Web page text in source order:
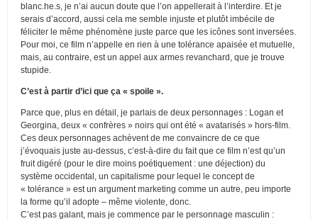
blanc.he.s, je n’ai aucun doute que l’on appellerait à l’interdire. Et je
serais d’accord, aussi cela me semble injuste et plutôt imbécile de
féliciter le même phénomène juste parce que les icônes sont inversées.
Pour moi, ce film n’appelle en rien à une tolérance apaisée et mutuelle,
mais, au contraire, est un appel aux armes revanchard, que je trouve
stupide.
C’est à partir d’ici que ça « spoile ».
Parce que, plus en détail, je parlais de deux personnages : Logan et
Georgina, deux « confrères » noirs qui ont été « avatarisés » hors-film.
Ces deux personnages achèvent de me convaincre de ce que
j’évoquais juste au-dessus, c’est-à-dire du fait que ce film n’est qu’un
fruit digéré (pour le dire moins poétiquement : une déjection) du
système occidental, un capitalisme pour lequel le concept de
« tolérance » est un argument marketing comme un autre, peu importe
la forme qu’il adopte – même violente, donc.
C’est pas galant, mais je commence par le personnage masculin :